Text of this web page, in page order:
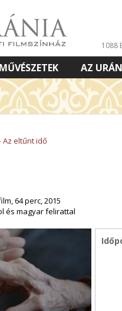
1088
AZ
Az eltűnt idő
64 perc, 2015
és magyar felirattal